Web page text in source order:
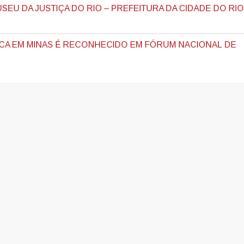
DA JUSTIÇA DO RIO – PREFEITURA DA CIDADE DO RIO
EM MINAS É RECONHECIDO EM FÓRUM NACIONAL DE